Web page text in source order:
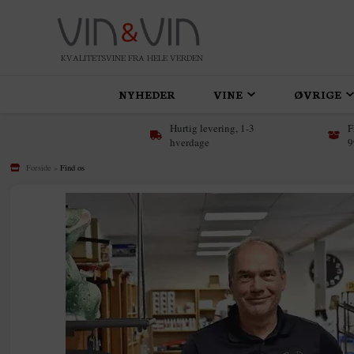
KVALITETSVINE FRA HELE VERDEN
NYHEDER VINE ØVRIGE
Hurtig levering, 1-3
hverdage
Forside »Find os